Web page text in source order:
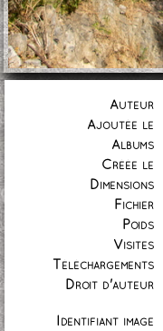
Auteur
Ajoutée le
Albums
Créée le
Dimensions
Fichier
Poids
Visites
Téléchargements
Droit d'auteur
Identifiant image